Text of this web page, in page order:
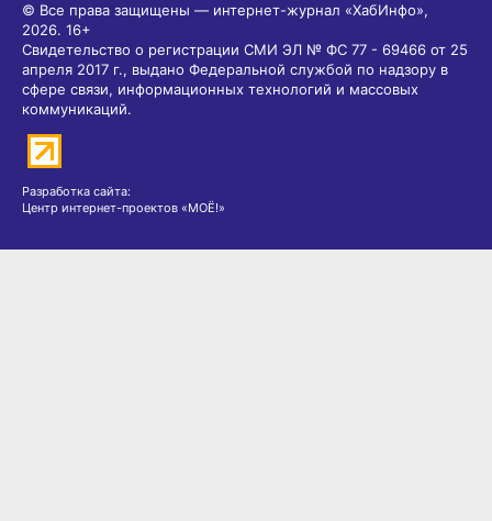
© Все права защищены — интернет-журнал «ХабИнфо»,
2026. 16+
Свидетельство о регистрации СМИ ЭЛ № ФС 77 - 69466 от 25
апреля 2017 г., выдано Федеральной службой по надзору в
сфере связи, информационных технологий и массовых
коммуникаций.
Разработка сайта:
Центр интернет-проектов «МОЁ!»